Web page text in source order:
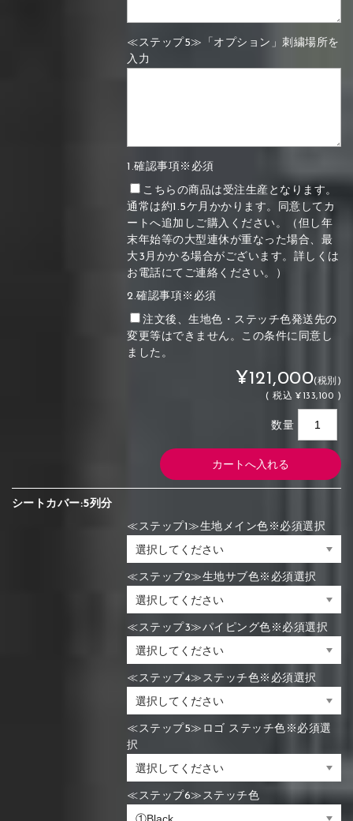
≪ステップ5≫「オプション」刺繍場所を
入力
1.確認事項※必須
こちらの商品は受注生産となります。
通常は約1.5ケ月かかります。同意してカ
ートへ追加しご購入ください。（但し年
末年始等の大型連休が重なった場合、最
大3月かかる場合がございます。詳しくは
お電話にてご連絡ください。）
2.確認事項※必須
注文後、生地色・ステッチ色発送先の
変更等はできません。この条件に同意し
ました。
¥121,000(税別)
(税込 ¥133,100 )
数量
シートカバー:5列分
≪ステップ1≫生地メイン色※必須選択
≪ステップ2≫生地サブ色※必須選択
≪ステップ3≫パイピング色※必須選択
≪ステップ4≫ステッチ色※必須選択
≪ステップ5≫ロゴ ステッチ色※必須選
択
≪ステップ6≫ステッチ色